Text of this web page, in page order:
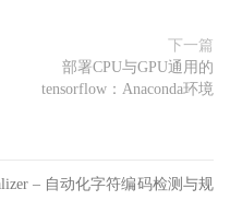
下一篇
部署CPU与GPU通用的
tensorflow：Anaconda环境
– 自动化字符编码检测与规